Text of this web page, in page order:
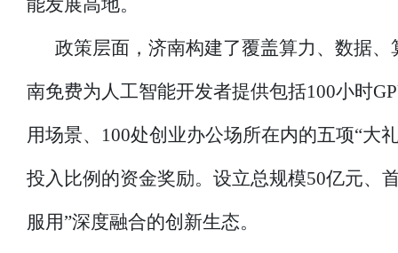
能发展高地。
政策层面，济南构建了覆盖算力、数据
南免费为人工智能开发者提供包括100小时
用场景、100处创业办公场所在内的五项“大
投入比例的资金奖励。设立总规模50亿元、
服用”深度融合的创新生态。